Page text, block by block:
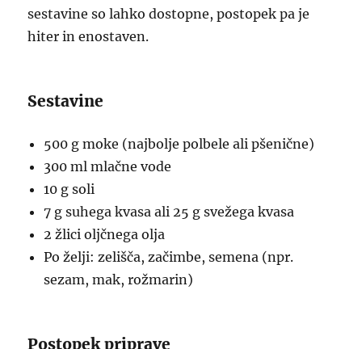
sestavine so lahko dostopne, postopek pa je
hiter in enostaven.
Sestavine
500 g moke (najbolje polbele ali pšenične)
300 ml mlačne vode
10 g soli
7 g suhega kvasa ali 25 g svežega kvasa
2 žlici oljčnega olja
Po želji: zelišča, začimbe, semena (npr.
sezam, mak, rožmarin)
Postopek priprave